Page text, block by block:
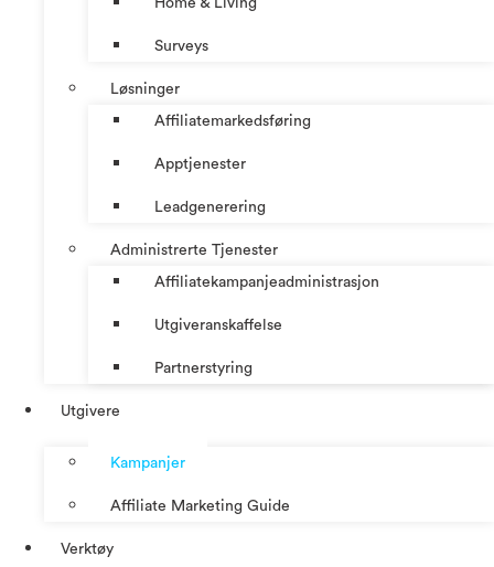
Home & Living
Surveys
Løsninger
Affiliatemarkedsføring
Apptjenester
Leadgenerering
Administrerte Tjenester
Affiliatekampanjeadministrasjon
Utgiveranskaffelse
Partnerstyring
Utgivere
Kampanjer
Affiliate Marketing Guide
Verktøy